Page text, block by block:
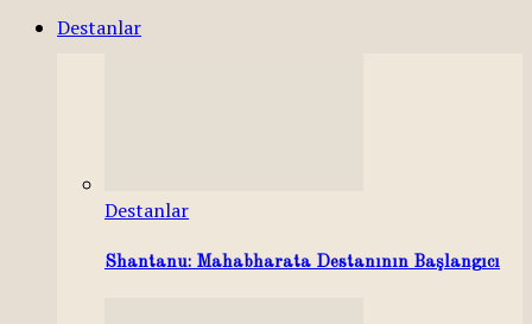
Destanlar
Destanlar
Shantanu: Mahabharata Destanının Başlangıcı